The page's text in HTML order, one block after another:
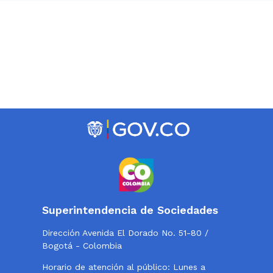
Superintendencia de Sociedades
Dirección Avenida El Dorado No. 51-80 /
Bogotá - Colombia
Horario de atención al público: Lunes a